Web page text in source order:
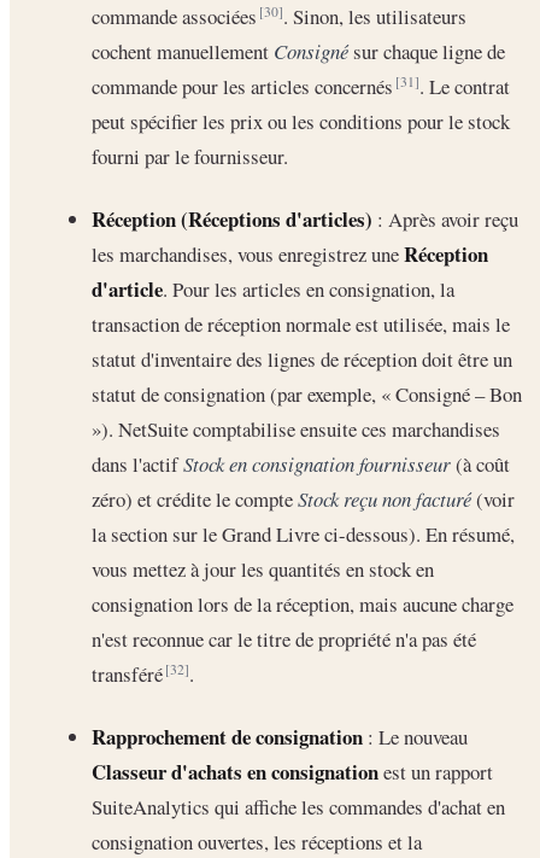
commande associées[30]. Sinon, les utilisateurs
cochent manuellement Consignésur chaque ligne de
commande pour les articles concernés[31]. Le contrat
peut spécifier les prix ou les conditions pour le stock
fourni par le fournisseur.
Réception (Réceptions d'articles) : Après avoir reçu
les marchandises, vous enregistrez uneRéception
d'article. Pour les articles en consignation, la
transaction de réception normale est utilisée, mais le
statut d'inventaire des lignes de réception doit être un
statut de consignation (par exemple, « Consigné – Bon
»). NetSuite comptabilise ensuite ces marchandises
dans l'actifStock en consignation fournisseur(à coût
zéro) et crédite le compteStock reçu non facturé(voir
la section sur le Grand Livre ci-dessous). En résumé,
vous mettez à jour les quantités en stock en
consignation lors de la réception, mais aucune charge
n'est reconnue car le titre de propriété n'a pas été
transféré[32].
Rapprochement de consignation : Le nouveau
Classeur d'achats en consignationest un rapport
SuiteAnalytics qui affiche les commandes d'achat en
consignation ouvertes, les réceptions et la